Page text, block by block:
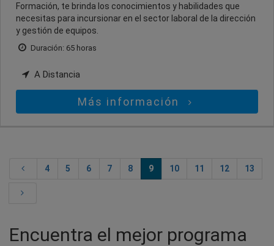
Formación, te brinda los conocimientos y habilidades que
necesitas para incursionar en el sector laboral de la dirección
y gestión de equipos.
Duración: 65 horas
A Distancia
Más información
4 5 6 7 8 9 10 11 12 13
Encuentra el mejor programa